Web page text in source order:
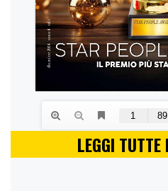
LEGGI TUTTE